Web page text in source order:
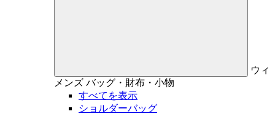
ウィ
メンズ バッグ・財布・小物
すべてを表示
ショルダーバッグ